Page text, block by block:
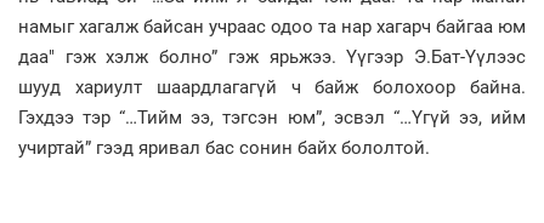
намыг хагалж байсан учраас одоо та нар хагарч байгаа юм
даа" гэж хэлж болно” гэж ярьжээ. Үүгээр Э.Бат-Үүлээс
шууд хариулт шаардлагагүй ч байж болохоор байна.
Гэхдээ тэр “…Тийм ээ, тэгсэн юм”, эсвэл “…Үгүй ээ, ийм
учиртай” гээд яривал бас сонин байх бололтой.